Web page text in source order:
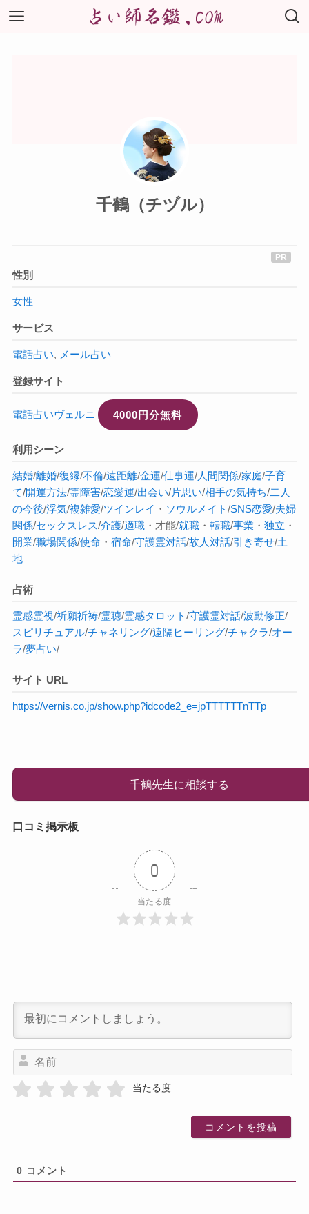
千鶴（チヅル）
性別
女性
サービス
電話占い, メール占い
登録サイト
電話占いヴェルニ 4000円分無料
利用シーン
結婚/離婚/復縁/不倫/遠距離/金運/仕事運/人間関係/家庭/子育
て/開運方法/霊障害/恋愛運/出会い/片思い/相手の気持ち/二人
の今後/浮気/複雑愛/ツインレイ ・ ソウルメイト/SNS恋愛/夫婦
関係/セックスレス/介護/適職・才能/就職・ 転職/事業 ・ 独立 ・
開業/職場関係/使命 ・ 宿命/守護霊対話/故人対話/引き寄せ/土
地
占術
霊感霊視/祈願祈祷/霊聴/霊感タロット/守護霊対話/波動修正/
スピリチュアル/チャネリング/遠隔ヒーリング/チャクラ/オー
ラ/夢占い/
サイト URL
https://vernis.co.jp/show.php?idcode2_e=jpTTTTTTnTTp
千鶴先生に相談する
口コミ掲示板
0
当たる度
当たる度
0 コメント